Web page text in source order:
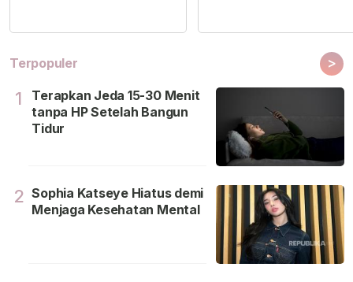
Terpopuler >
1
Terapkan Jeda 15-30 Menit
tanpa HP Setelah Bangun
Tidur
2 Sophia Katseye Hiatus demi
Menjaga Kesehatan Mental